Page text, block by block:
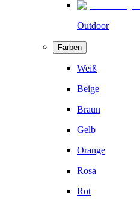
Outdoor
Farben
Weiß
Beige
Braun
Gelb
Orange
Rosa
Rot